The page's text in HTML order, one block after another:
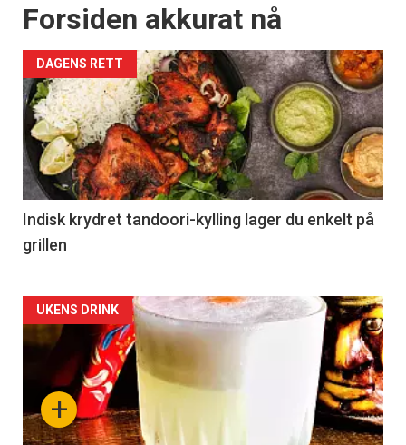
Forsiden akkurat nå
DAGENS RETT
Indisk krydret tandoori-kylling lager du enkelt på
grillen
Forsiden
akkurat
nå
-
+
UKENS DRINK